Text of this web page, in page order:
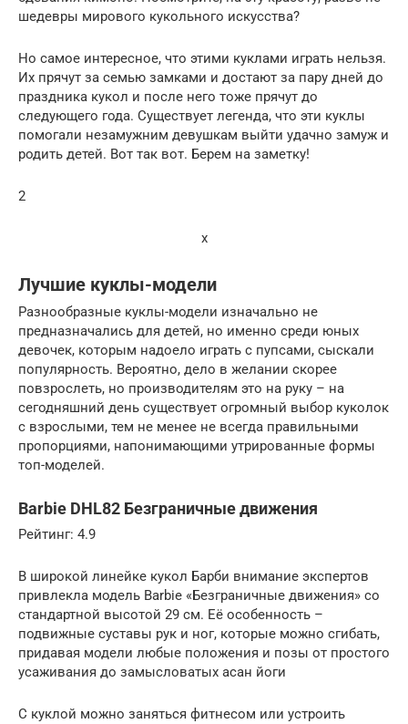
шедевры мирового кукольного искусства?
Но самое интересное, что этими куклами играть нельзя.
Их прячут за семью замками и достают за пару дней до
праздника кукол и после него тоже прячут до
следующего года. Существует легенда, что эти куклы
помогали незамужним девушкам выйти удачно замуж и
родить детей. Вот так вот. Берем на заметку!
2
x
Лучшие куклы-модели
Разнообразные куклы-модели изначально не
предназначались для детей, но именно среди юных
девочек, которым надоело играть с пупсами, сыскали
популярность. Вероятно, дело в желании скорее
повзрослеть, но производителям это на руку – на
сегодняшний день существует огромный выбор куколок
с взрослыми, тем не менее не всегда правильными
пропорциями, напонимающими утрированные формы
топ-моделей.
Barbie DHL82 Безграничные движения
Рейтинг: 4.9
В широкой линейке кукол Барби внимание экспертов
привлекла модель Barbie «Безграничные движения» со
стандартной высотой 29 см. Её особенность –
подвижные суставы рук и ног, которые можно сгибать,
придавая модели любые положения и позы от простого
усаживания до замысловатых асан йоги
С куклой можно заняться фитнесом или устроить